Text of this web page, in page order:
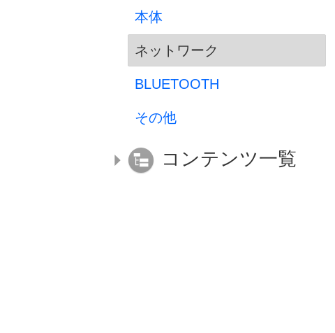
本体
ネットワーク
BLUETOOTH
その他
コンテンツ一覧